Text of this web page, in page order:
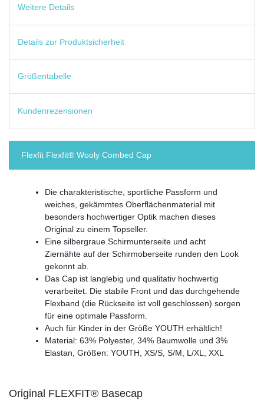
Weitere Details
Details zur Produktsicherheit
Größentabelle
Kundenrezensionen
Flexfit Flexfit® Wooly Combed Cap
Die charakteristische, sportliche Passform und
weiches, gekämmtes Oberflächenmaterial mit
besonders hochwertiger Optik machen dieses
Original zu einem Topseller.
Eine silbergraue Schirmunterseite und acht
Ziernähte auf der Schirmoberseite runden den Look
gekonnt ab.
Das Cap ist langlebig und qualitativ hochwertig
verarbeitet. Die stabile Front und das durchgehende
Flexband (die Rückseite ist voll geschlossen) sorgen
für eine optimale Passform.
Auch für Kinder in der Größe YOUTH erhältlich!
Material: 63% Polyester, 34% Baumwolle und 3%
Elastan, Größen: YOUTH, XS/S, S/M, L/XL, XXL
Original FLEXFIT® Basecap